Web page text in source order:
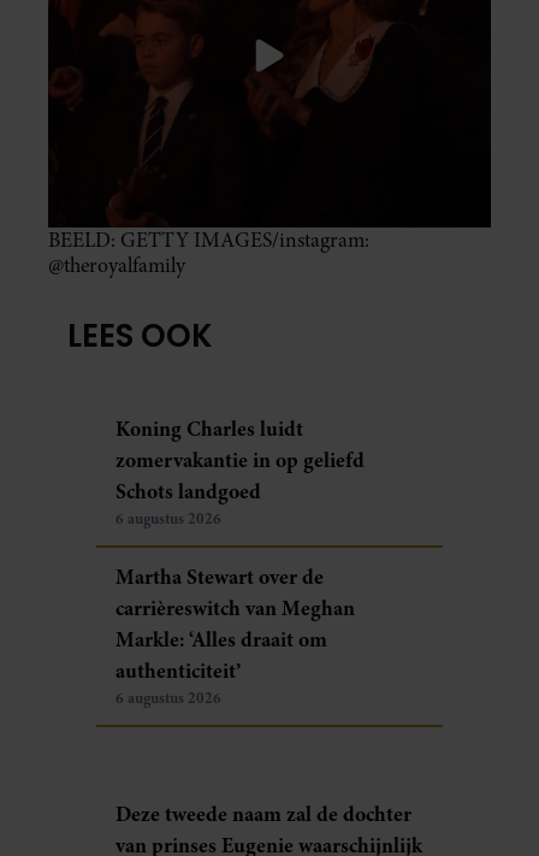
BEELD: GETTY IMAGES/instagram:
@theroyalfamily
LEES OOK
Koning Charles luidt
zomervakantie in op geliefd
Schots landgoed
6 augustus 2026
Martha Stewart over de
carrièreswitch van Meghan
Markle: ‘Alles draait om
authenticiteit’
6 augustus 2026
Deze tweede naam zal de dochter
van prinses Eugenie waarschijnlijk